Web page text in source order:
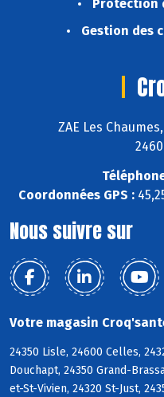
Protection
Gestion des
ZAE Les
Coordonnées GPS :
Nous suivre sur
Votre magasin
24350 Lisle, 24600 Celles,
Douchapt, 24350 Grand-
et-St-Vivien, 24320 St-Just,